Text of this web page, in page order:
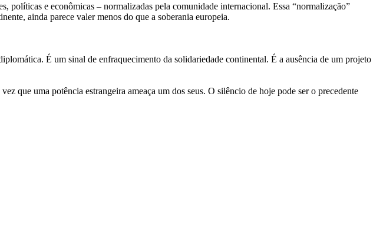
e econômicas – normalizadas pela comunidade internacional. Essa “normalização”
ainda parece valer menos do que a soberania europeia.
É um sinal de enfraquecimento da solidariedade continental. É a ausência de um projeto
que uma potência estrangeira ameaça um dos seus. O silêncio de hoje pode ser o precedente